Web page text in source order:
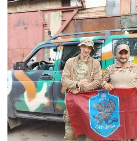
ДЕПУТАТЫ ОРГАНОВ МЕСТНОГО
САМОУПРАВЛЕНИЯ
ПАРТИЙНАЯ ПЕЧАТЬ
ПАРТИЙНАЯ ЖИЗНЬ
МЕСТНЫЕ ОТДЕЛЕНИЯ
КОНТАКТЫ
КПРФ ПРОФ